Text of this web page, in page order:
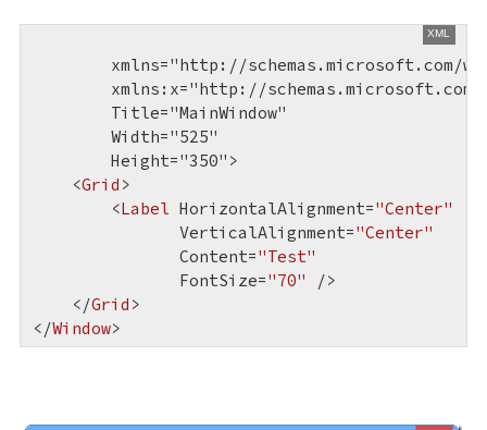
xmlns="http://schemas.microsoft.com/
xmlns:x="http://
        Title="MainWindow"
        Width="525"
        Height="350">
<Grid >
<Label HorizontalAlignment="Center"
VerticalAlignment="Center"
Content="Test"
FontSize="70"
/>
</Grid >
</Window>